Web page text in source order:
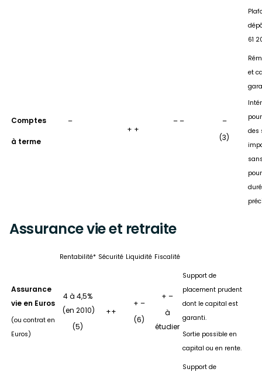
61
Comptes
à terme
–
+ +
– –
–
(3)
et
des
Assurance vie et retraite
Rentabilité* Sécurité Liquidité Fiscalité
Assurance
vie en Euros
(ou contrat en
Euros)
4 à 4,5%
(en 2010)
(5)
++
+ –
(6)
+ –
à
étudier
Support de
placement prudent
dont le capital est
garanti.
Sortie possible en
capital ou en rente.
Support de